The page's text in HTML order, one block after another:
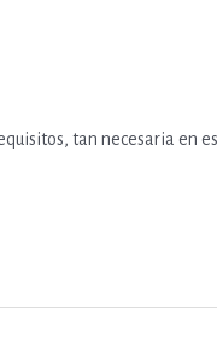
tan necesaria en